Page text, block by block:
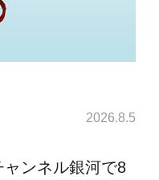
2026.8.5
ンネル銀河で8